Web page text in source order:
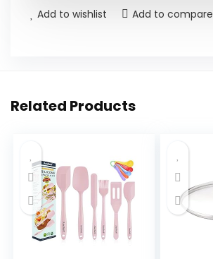
Add to wishlist Add to compare
Related Products